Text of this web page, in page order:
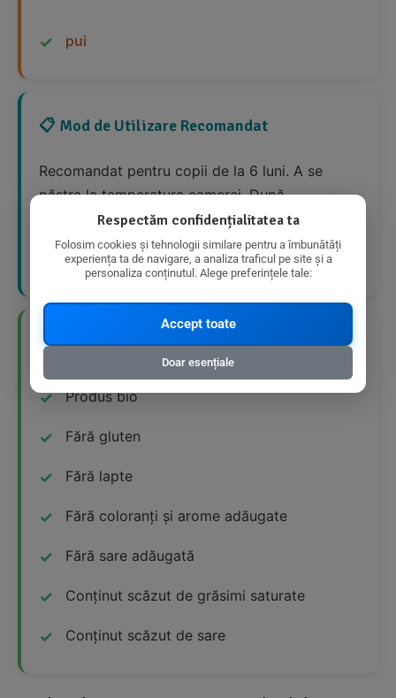
pui
📋 Mod de Utilizare Recomandat
Recomandat pentru copii de la 6 luni. A se
păstra la temperatura camerei. După
deschidere, a se păstra la frigider și a se
consuma în maxim 48 de ore. A nu se încălzi în
cuptorul cu microunde.
👍 Avantaje Nutriționale
Produs bio
Fără gluten
Fără lapte
Fără coloranți și arome adăugate
Fără sare adăugată
Conținut scăzut de grăsimi saturate
Conținut scăzut de sare
Respectăm confidențialitatea ta
Folosim cookies și tehnologii similare pentru a îmbunătăți
experiența ta de navigare, a analiza traficul pe site și a
personaliza conținutul. Alege preferințele tale:
Accept toate
Doar esențiale